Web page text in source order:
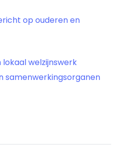
op ouderen en
welzijnswerk
samenwerkingsorganen